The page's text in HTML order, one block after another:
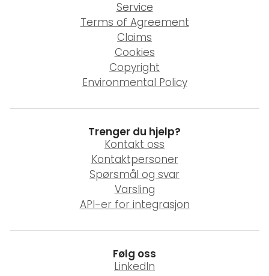
Service
Terms of Agreement
Claims
Cookies
Copyright
Environmental Policy
Trenger du hjelp?
Kontakt oss
Kontaktpersoner
Spørsmål og svar
Varsling
API-er for integrasjon
Følg oss
LinkedIn